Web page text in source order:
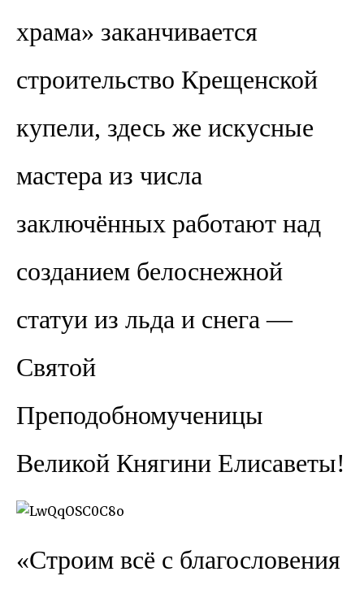
храма» заканчивается
строительство Крещенской
купели, здесь же искусные
мастера из числа
заключённых работают над
созданием белоснежной
статуи из льда и снега —
Святой
Преподобномученицы
Великой Княгини Елисаветы!
«Строим всё с благословения